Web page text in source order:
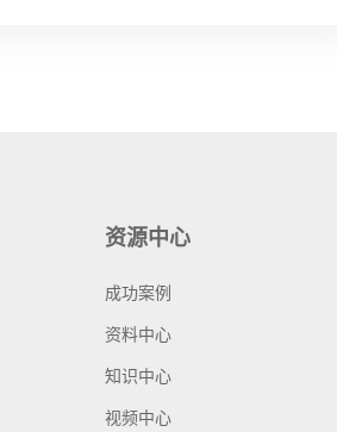
资源中心
成功案例
资料中心
知识中心
视频中心